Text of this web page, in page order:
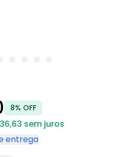
8% OFF
sem juros
entrega